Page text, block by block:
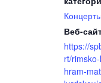
Концерты
Веб-
https://
rt/
hram-